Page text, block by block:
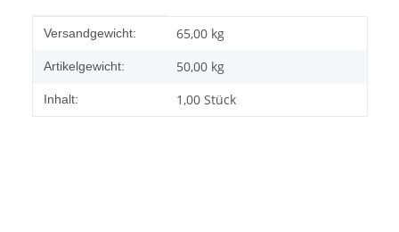
Produkteigenschaft
Wert
Versandgewicht: 65,00 kg
Artikelgewicht: 50,00 kg
Inhalt: 1,00 Stück